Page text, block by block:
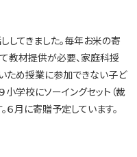
てきました。毎年お米の寄
教材提供が必要、家庭科授
いため授業に参加できない子ど
学校にソーイングセット（裁
６月に寄贈予定しています。